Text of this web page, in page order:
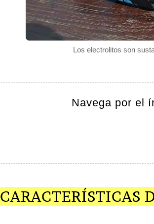
Los electrolitos son
Navega por el
CARACTERÍSTICAS